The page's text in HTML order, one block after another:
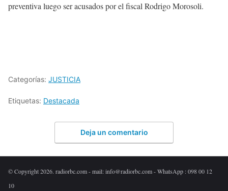
preventiva luego ser acusados por el fiscal Rodrigo Morosoli.
Categorías: JUSTICIA
Etiquetas: Destacada
Deja un comentario
© Copyright 2026. radiorbc.com - mail: info@radiorbc.com - WhatsApp : 098 00 12
10